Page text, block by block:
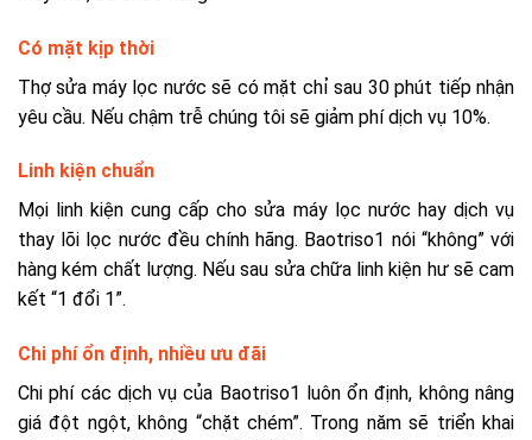
Có mặt kịp thời
Thợ sửa máy lọc nước sẽ có mặt chỉ sau 30 phút tiếp nhận
yêu cầu. Nếu chậm trễ chúng tôi sẽ giảm phí dịch vụ 10%.
Linh kiện chuẩn
Mọi linh kiện cung cấp cho sửa máy lọc nước hay dịch vụ
thay lõi lọc nước đều chính hãng. Baotriso1 nói “không” với
hàng kém chất lượng. Nếu sau sửa chữa linh kiện hư sẽ cam
kết “1 đổi 1”.
Chi phí ổn định, nhiều ưu đãi
Chi phí các dịch vụ của Baotriso1 luôn ổn định, không nâng
giá đột ngột, không “chặt chém”. Trong năm sẽ triển khai